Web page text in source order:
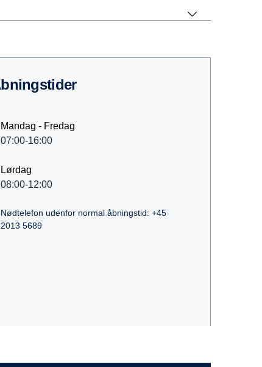
åbningstider
Mandag - Fredag
07:00-16:00
Lørdag
08:00-12:00
Nødtelefon udenfor normal åbningstid: +45
2013 5689